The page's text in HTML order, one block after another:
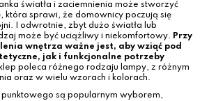
światła i zaciemnienia może stworzyć
która sprawi, że domownicy poczują się
I odwrotnie, zbyt dużo światła lub
może być uciążliwy i niekomfortowy. Przy
wnętrza ważne jest, aby wziąć pod
jak i funkcjonalne potrzeby
poleca różnego rodzaju lampy, z różnym
oraz w wielu wzorach i kolorach.
są popularnym wyborem,